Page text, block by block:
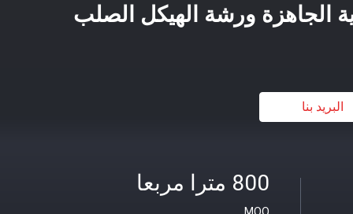
الجاهزة ورشة الهيكل الصلب
البريد بنا
800 مترا مربعا